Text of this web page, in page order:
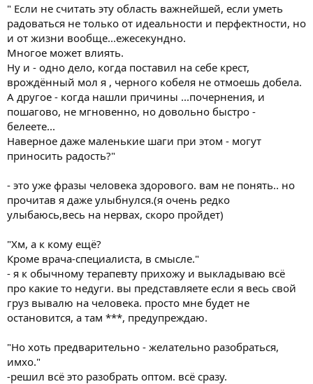
" Если не считать эту область важнейшей, если уметь
радоваться не только от идеальности и перфектности, но
и от жизни вообще...ежесекундно.
Многое может влиять.
Ну и - одно дело, когда поставил на себе крест,
врождённый мол я , черного кобеля не отмоешь добела.
А другое - когда нашли причины ...почернения, и
пошагово, не мгновенно, но довольно быстро -
белеете...
Наверное даже маленькие шаги при этом - могут
приносить радость?"
- это уже фразы человека здорового. вам не понять.. но
прочитав я даже улыбнулся.(я очень редко
улыбаюсь,весь на нервах, скоро пройдет)
"Хм, а к кому ещё?
Кроме врача-специалиста, в смысле."
- я к обычному терапевту прихожу и выкладываю всё
про какие то недуги. вы представляете если я весь свой
груз вывалю на человека. просто мне будет не
остановится, а там ***, предупреждаю.
"Но хоть предварительно - желательно разобраться,
имхо."
-решил всё это разобрать оптом. всё сразу.